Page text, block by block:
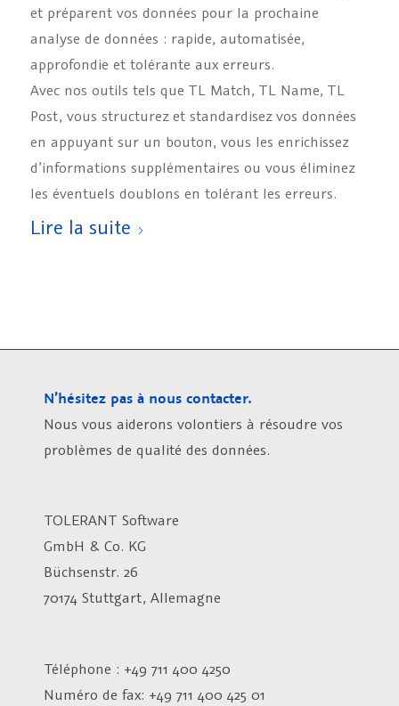
et préparent vos données pour la prochaine
analyse de données : rapide, automatisée,
approfondie et tolérante aux erreurs.
Avec nos outils tels que TL Match, TL Name, TL
Post, vous structurez et standardisez vos données
en appuyant sur un bouton, vous les enrichissez
d’informations supplémentaires ou vous éliminez
les éventuels doublons en tolérant les erreurs.
Lire la suite
N’hésitez pas à nous contacter.
Nous vous aiderons volontiers à résoudre vos
problèmes de qualité des données.
TOLERANT Software
GmbH & Co. KG
Büchsenstr. 26
70174 Stuttgart, Allemagne
Téléphone : +49 711 400 4250
Numéro de fax: +49 711 400 425 01